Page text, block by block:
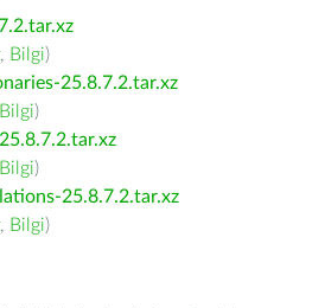
, Bilgi)
25.8.7.2.tar.xz
Bilgi)
Bilgi)
25.8.7.2.tar.xz
, Bilgi)